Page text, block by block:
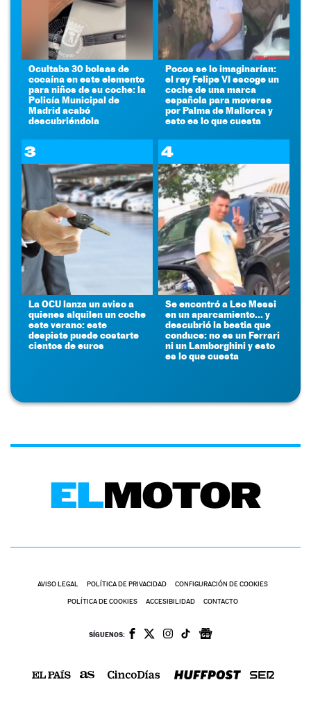
Ocultaba 30 bolsas de
cocaína en este elemento
para niños de su coche: la
Policía Municipal de
Madrid acabó
descubriéndola
Pocos se lo imaginarían:
el rey Felipe VI escoge un
coche de una marca
española para moverse
por Palma de Mallorca y
esto es lo que cuesta
3
La OCU lanza un aviso a
quienes alquilen un coche
este verano: este
despiste puede costarte
cientos de euros
4
Se encontró a Leo Messi
en un aparcamiento... y
descubrió la bestia que
conduce: no es un Ferrari
ni un Lamborghini y esto
es lo que cuesta
AVISO LEGAL POLÍTICA DE PRIVACIDAD CONFIGURACIÓN DE COOKIES
POLÍTICA DE COOKIES ACCESIBILIDAD CONTACTO
SÍGUENOS: